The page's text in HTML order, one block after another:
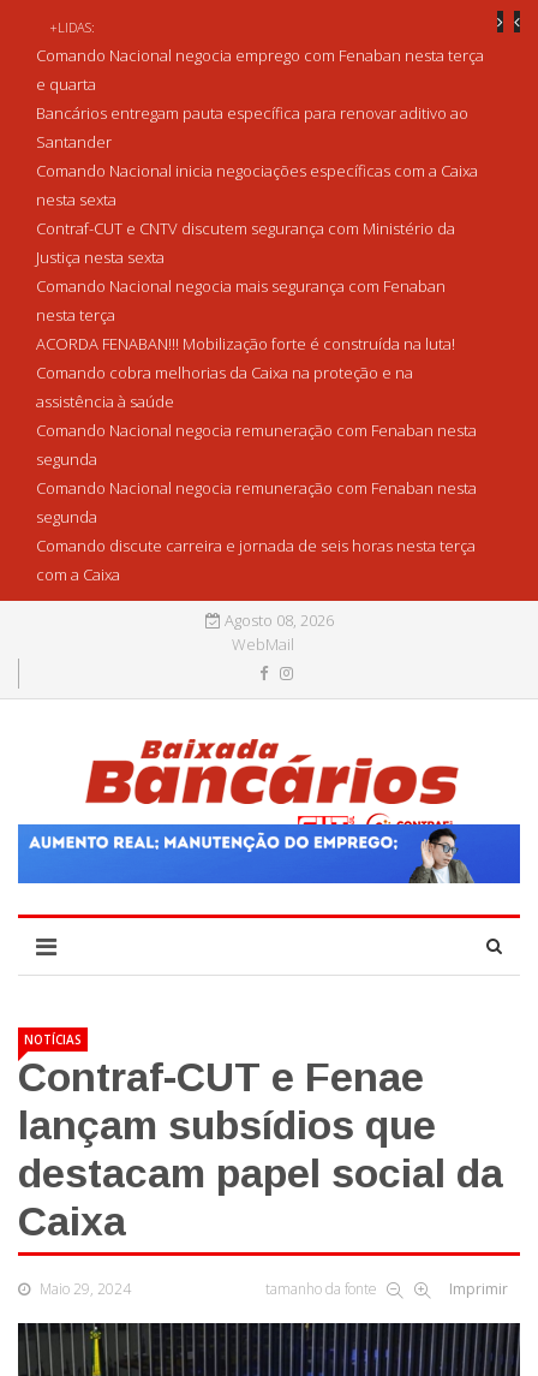
+LIDAS:
Comando Nacional negocia emprego com Fenaban nesta terça
e quarta
Bancários entregam pauta específica para renovar aditivo ao
Santander
Comando Nacional inicia negociações específicas com a Caixa
nesta sexta
Contraf-CUT e CNTV discutem segurança com Ministério da
Justiça nesta sexta
Comando Nacional negocia mais segurança com Fenaban
nesta terça
ACORDA FENABAN!!! Mobilização forte é construída na luta!
Comando cobra melhorias da Caixa na proteção e na
assistência à saúde
Comando Nacional negocia remuneração com Fenaban nesta
segunda
Comando Nacional negocia remuneração com Fenaban nesta
segunda
Comando discute carreira e jornada de seis horas nesta terça
com a Caixa
Agosto 08, 2026
WebMail
NOTÍCIAS
Contraf-CUT e Fenae
lançam subsídios que
destacam papel social da
Caixa
Maio 29, 2024 tamanho da fonte Imprimir